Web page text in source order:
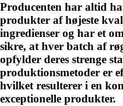
Producenten har altid
produkter af højeste
ingredienser og har et
sikre, at hver batch af
opfylder deres strenge
produktionsmetoder er
hvilket resulterer i en
exceptionelle produkter.